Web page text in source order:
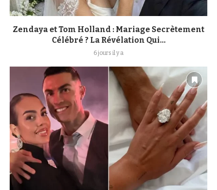
Zendaya et Tom Holland : Mariage Secrètement
Célébré ? La Révélation Qui...
6 jours il y a